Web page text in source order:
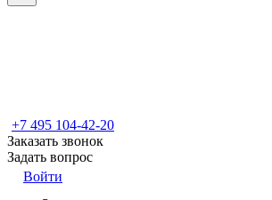
+7 495 104-42-20
Заказать звонок
Задать вопрос
Войти